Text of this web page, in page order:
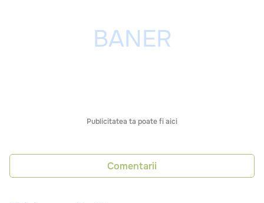
Publicitatea ta poate fi aici
Comentarii